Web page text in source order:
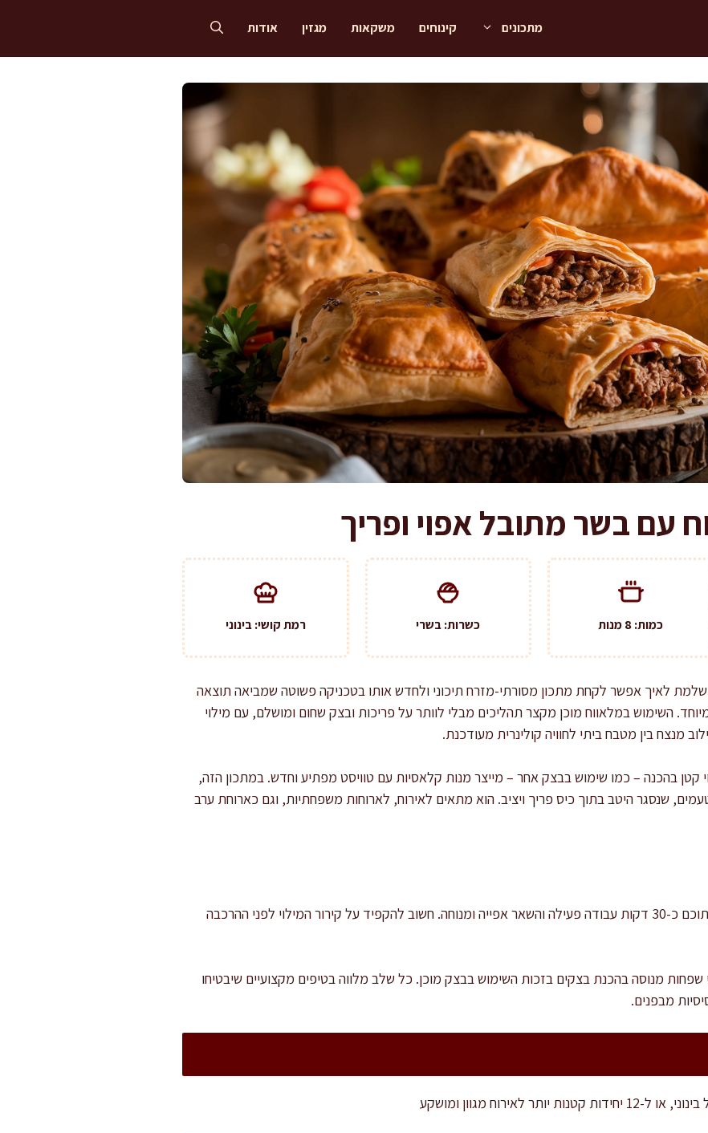
מתכונים קינוחים משקאות מגזין אודות
עם בשר מתובל אפוי ופריך
כמות: 8 מנות כשרות: בשרי רמת קושי: בינוני
לאיך אפשר לקחת מתכון מסורתי-מזרח תיכוני ולחדש אותו בטכניקה פשוטה שמביאה תוצאה
השימוש במלאווח מוכן מקצר תהליכים מבלי לוותר על פריכות ובצק שחום ומושלם, עם מילוי
מנצח בין מטבח ביתי לחוויה קולינרית מעודכנת.
בהכנה – כמו שימוש בבצק אחר – מייצר מנות קלאסיות עם טוויסט מפתיע וחדש. במתכון הזה,
שנסגר היטב בתוך כיס פריך ויציב. הוא מתאים לאירוח, לארוחות משפחתיות, וגם כארוחת ערב
זמן ההכנה הכולל הוא כשעה ורבע, מתוכם כ-30 דקות עבודה פעילה והשאר אפייה ומנוחה. חשוב להקפיד על קירור המילוי לפני ההרכבה
מנוסה בהכנת בצקים בזכות השימוש בבצק מוכן. כל שלב מלווה בטיפים מקצועיים שיבטיחו
מבפנים.